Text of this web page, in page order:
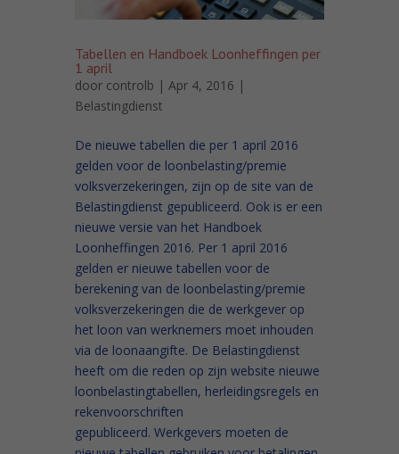
Tabellen en Handboek Loonheffingen per
1 april
door controlb | Apr 4, 2016 |
Belastingdienst
De nieuwe tabellen die per 1 april 2016
gelden voor de loonbelasting/premie
volksverzekeringen, zijn op de site van de
Belastingdienst gepubliceerd. Ook is er een
nieuwe versie van het Handboek
Loonheffingen 2016. Per 1 april 2016
gelden er nieuwe tabellen voor de
berekening van de loonbelasting/premie
volksverzekeringen die de werkgever op
het loon van werknemers moet inhouden
via de loonaangifte. De Belastingdienst
heeft om die reden op zijn website nieuwe
loonbelastingtabellen, herleidingsregels en
rekenvoorschriften
gepubliceerd. Werkgevers moeten de